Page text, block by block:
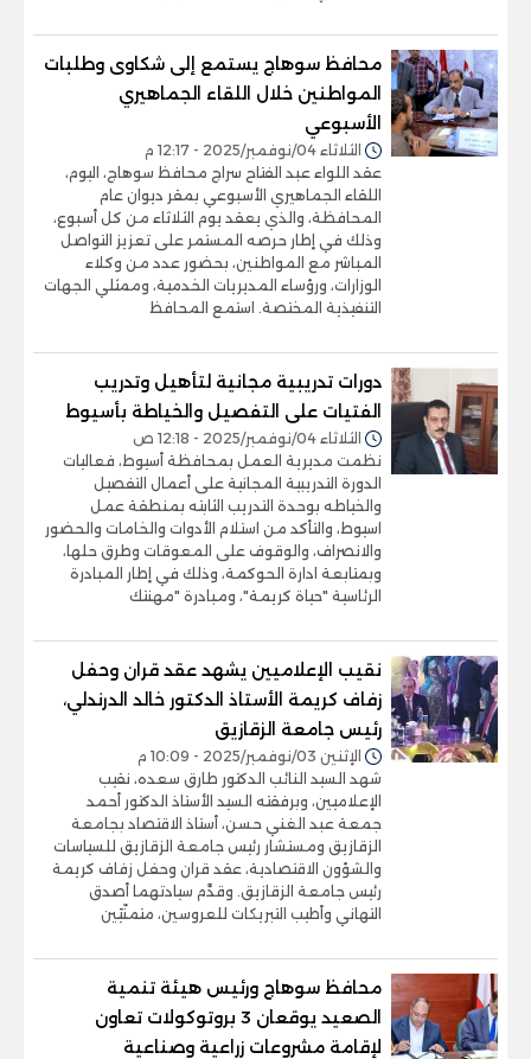
محافظ سوهاج يستمع إلى شكاوى وطلبات
المواطنين خلال اللقاء الجماهيري
الأسبوعي
الثلاثاء 04/نوفمبر/2025 - 12:17 م
عقد اللواء عبد الفتاح سراج محافظ سوهاج، اليوم،
اللقاء الجماهيري الأسبوعي بمقر ديوان عام
المحافظة، والذي يعقد يوم الثلاثاء من كل أسبوع،
وذلك في إطار حرصه المستمر على تعزيز التواصل
المباشر مع المواطنين، بحضور عدد من وكلاء
الوزارات، ورؤساء المديريات الخدمية، وممثلي الجهات
التنفيذية المختصة. استمع المحافظ
دورات تدريبية مجانية لتأهيل وتدريب
الفتيات على التفصيل والخياطة بأسيوط
الثلاثاء 04/نوفمبر/2025 - 12:18 ص
نظمت مديرية العمل بمحافظة أسيوط، فعاليات
الدورة التدريبية المجانية على أعمال التفصيل
والخياطه بوحدة التدريب الثابته بمنطقة عمل
اسيوط، والتأكد من استلام الأدوات والخامات والحضور
والانصراف، والوقوف على المعوقات وطرق حلها،
وبمتابعة ادارة الحوكمة، وذلك في إطار المبادرة
الرئاسية "حياة كريمة"، ومبادرة "مهنتك
نقيب الإعلاميين يشهد عقد قران وحفل
زفاف كريمة الأستاذ الدكتور خالد الدرندلي،
رئيس جامعة الزقازيق
الإثنين 03/نوفمبر/2025 - 10:09 م
شهد السيد النائب الدكتور طارق سعده، نقيب
الإعلاميين، وبرفقته السيد الأستاذ الدكتور أحمد
جمعة عبد الغني حسن، أستاذ الاقتصاد بجامعة
الزقازيق ومستشار رئيس جامعة الزقازيق للسياسات
والشؤون الاقتصادية، عقد قران وحفل زفاف كريمة
رئيس جامعة الزقازيق. وقدَّم سيادتهما أصدق
التهاني وأطيب التبريكات للعروسين، متمنّيَين
محافظ سوهاج ورئيس هيئة تنمية
الصعيد يوقعان 3 بروتوكولات تعاون
لإقامة مشروعات زراعية وصناعية